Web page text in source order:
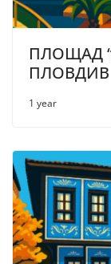
ПЛОЩАД
ПЛОВДИВ
1 year